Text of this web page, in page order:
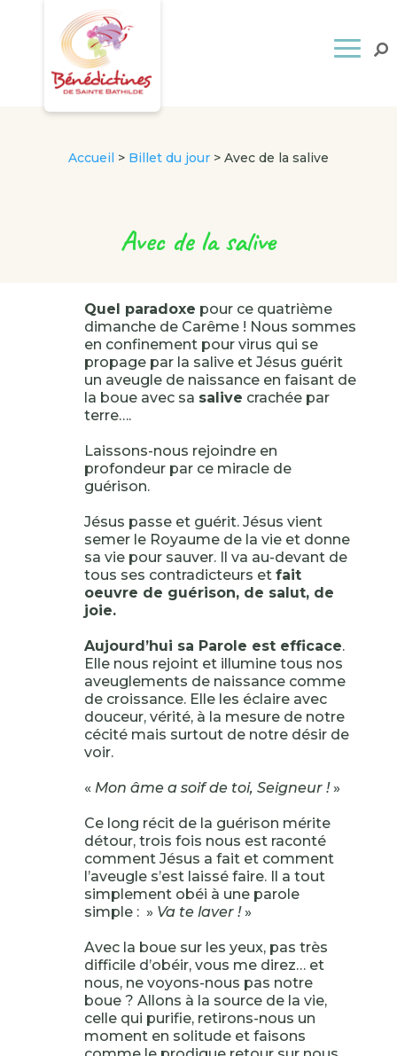
Accueil > Billet du jour> Avec de la salive
Avec de la salive
Quel paradoxe pour ce quatrième
dimanche de Carême ! Nous sommes
en confinement pour virus qui se
propage par la salive et Jésus guérit
un aveugle de naissance en faisant de
la boue avec sa salive crachée par
terre….
Laissons-nous rejoindre en
profondeur par ce miracle de
guérison.
Jésus passe et guérit. Jésus vient
semer le Royaume de la vie et donne
sa vie pour sauver. Il va au-devant de
tous ses contradicteurs et fait
oeuvre de guérison, de salut, de
joie.
Aujourd’hui sa Parole est efficace.
Elle nous rejoint et illumine tous nos
aveuglements de naissance comme
de croissance. Elle les éclaire avec
douceur, vérité, à la mesure de notre
cécité mais surtout de notre désir de
voir.
« Mon âme a soif de toi, Seigneur !»
Ce long récit de la guérison mérite
détour, trois fois nous est raconté
comment Jésus a fait et comment
l’aveugle s’est laissé faire. Il a tout
simplement obéi à une parole
simple : » Va te laver !»
Avec la boue sur les yeux, pas très
difficile d’obéir, vous me direz… et
nous, ne voyons-nous pas notre
boue ? Allons à la source de la vie,
celle qui purifie, retirons-nous un
moment en solitude et faisons